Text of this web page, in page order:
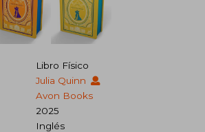
Libro Físico
Julia Quinn
Avon Books
2025
Inglés